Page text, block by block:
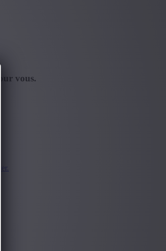
vous.